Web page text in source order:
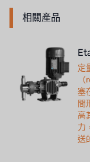
相關產品
定
塞
間
高
力
送